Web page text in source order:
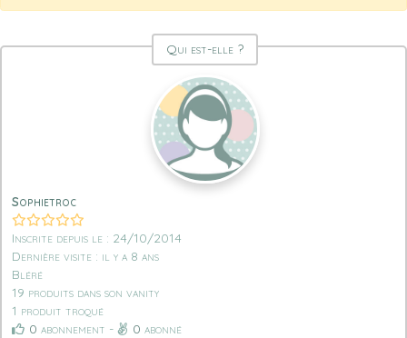
Qui est-elle ?
Sophietroc
Inscrite depuis le : 24/10/2014
Dernière visite : il y a 8 ans
Bléré
19 produits dans son vanity
1 produit troqué
0 abonnement - 0 abonné